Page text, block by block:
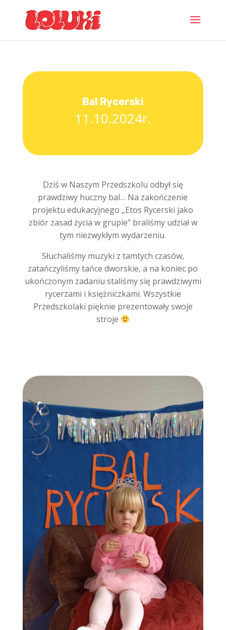
Bal Rycerski
11.10.2024r.
Dziś w Naszym Przedszkolu odbył się
prawdziwy huczny bal… Na zakończenie
projektu edukacyjnego „Etos Rycerski jako
zbiór zasad życia w grupie” braliśmy udział w
tym niezwykłym wydarzeniu.
Słuchaliśmy muzyki z tamtych czasów,
zatańczyliśmy tańce dworskie, a na koniec po
ukończonym zadaniu staliśmy się prawdziwymi
rycerzami i księżniczkami. Wszystkie
Przedszkolaki pięknie prezentowały swoje
stroje